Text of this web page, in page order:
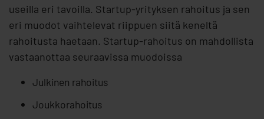
useilla eri tavoilla. Startup-yrityksen rahoitus ja sen
eri muodot vaihtelevat riippuen siitä keneltä
rahoitusta haetaan. Startup-rahoitus on mahdollista
vastaanottaa seuraavissa muodoissa
Julkinen rahoitus
Joukkorahoitus